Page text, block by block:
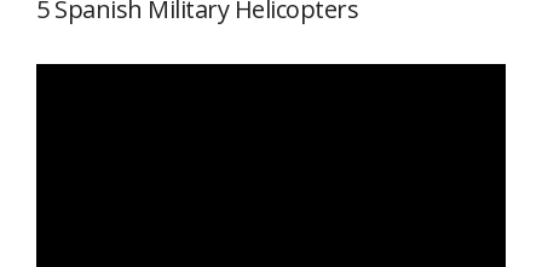
5 Spanish Military Helicopters